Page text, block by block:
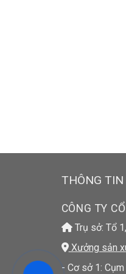
THÔNG
CÔNG TY
Trụ sở: Tổ
Xưởng sản
- Cơ sở 1: